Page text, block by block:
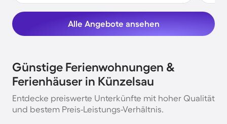
Alle Angebote ansehen
Günstige Ferienwohnungen &
Ferienhäuser in Künzelsau
Entdecke preiswerte Unterkünfte mit hoher Qualität
und bestem Preis-Leistungs-Verhältnis.